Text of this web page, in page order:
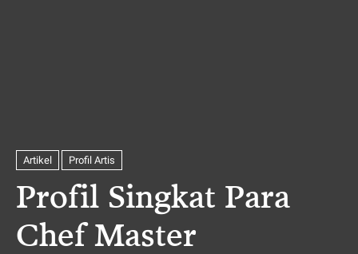
Artikel Profil Artis
Profil Singkat Para
Chef Master